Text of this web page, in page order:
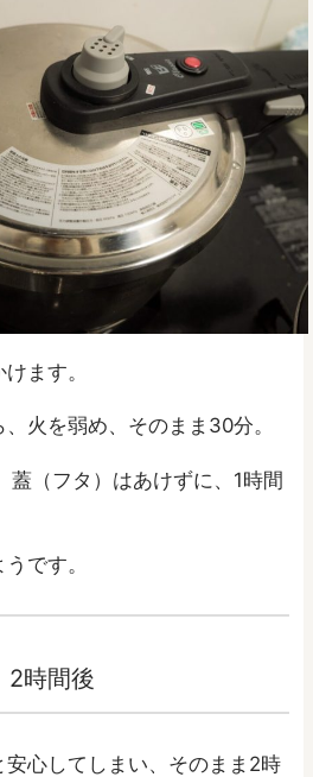
ます。
火を弱め、そのまま30分。
蓋（フタ）はあけずに、1時間
です。
2時間後
心してしまい、そのまま2時